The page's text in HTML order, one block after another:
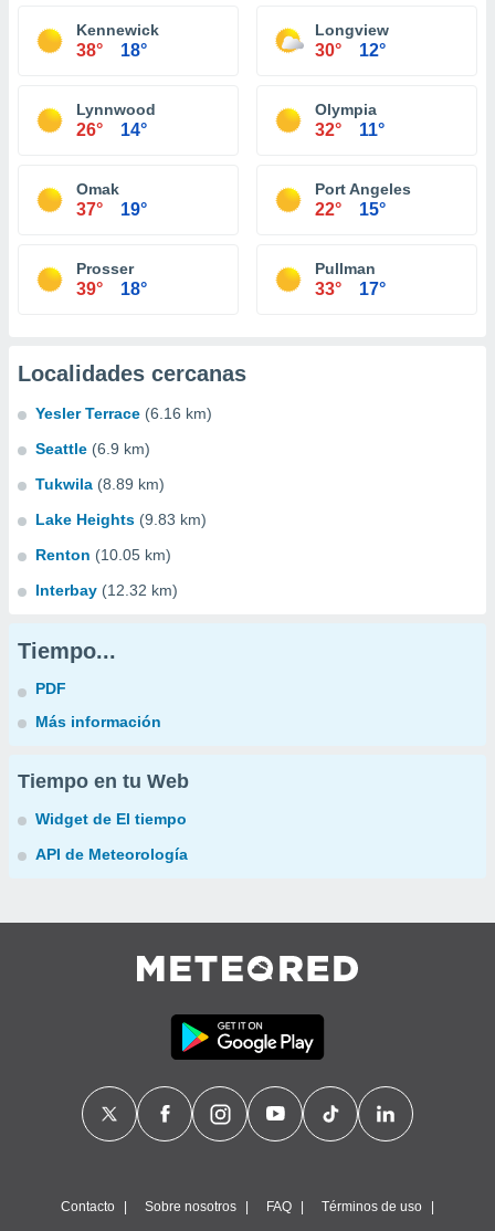
Kennewick
38° 18°
Longview
30° 12°
Lynnwood
26° 14°
Olympia
32° 11°
Omak
37° 19°
Port Angeles
22° 15°
Prosser
39° 18°
Pullman
33° 17°
Localidades cercanas
Yesler Terrace (6.16 km)
Seattle (6.9 km)
Tukwila (8.89 km)
Lake Heights (9.83 km)
Renton (10.05 km)
Interbay (12.32 km)
Tiempo...
PDF
Más información
Tiempo en tu Web
Widget de El tiempo
API de Meteorología
Contacto Sobre nosotros FAQ Términos de uso